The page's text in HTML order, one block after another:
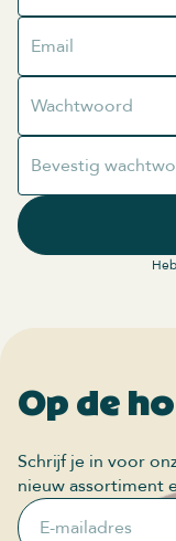
Email
Wachtwoord
Bevestig
Op de
Schrijf je in voor
nieuw assortiment
E-mailadres